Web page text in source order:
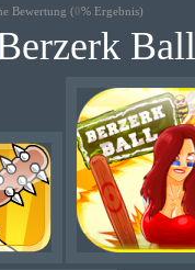
Bewertung (0% Ergebnis)
Ball